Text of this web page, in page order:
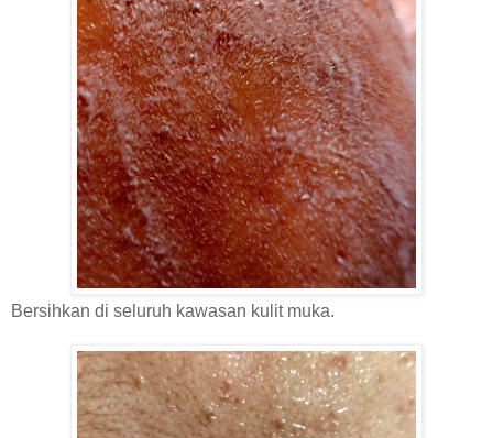
Bersihkan di seluruh kawasan kulit muka.